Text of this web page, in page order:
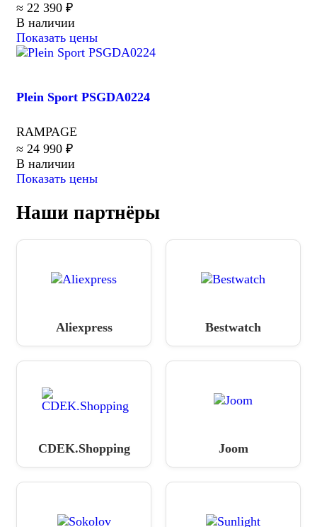
≈ 22 390 ₽
В наличии
Показать цены
Plein Sport PSGDA0224
RAMPAGE
≈ 24 990 ₽
В наличии
Показать цены
Наши партнёры
Aliexpress Bestwatch
CDEK.Shopping Joom